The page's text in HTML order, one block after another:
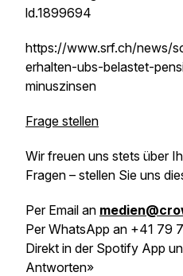
ld.1899694
https://www.srf.ch/news/
erhalten-ubs-belastet-
minuszinsen
Frage stellen
Wir freuen uns stets über
Fragen – stellen Sie uns
Per Email an
Per WhatsApp an +41 79
Direkt in der Spotify App
Antworten»